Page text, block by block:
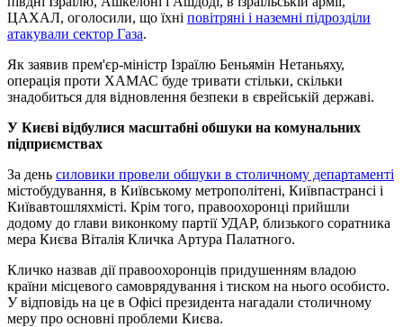
ЦАХАЛ, оголосили, що їхні повітряні і наземні підрозділи
атакували сектор Газа.
Як заявив прем'єр-міністр Ізраїлю Беньямін Нетаньяху,
операція проти ХАМАС буде тривати стільки, скільки
знадобиться для відновлення безпеки в єврейській державі.
У Києві відбулися масштабні обшуки на комунальних
підприємствах
За день силовики провели обшуки в столичному департаменті
містобудування, в Київському метрополітені, Київпастрансі і
Київавтошляхмісті. Крім того, правоохоронці прийшли
додому до глави виконкому партії УДАР, близького соратника
мера Києва Віталія Кличка Артура Палатного.
Кличко назвав дії правоохоронців придушенням владою
країни місцевого самоврядування і тиском на нього особисто.
У відповідь на це в Офісі президента нагадали столичному
меру про основні проблеми Києва.